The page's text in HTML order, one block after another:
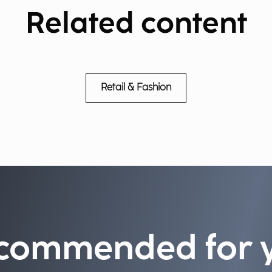
Related content
Retail & Fashion
for